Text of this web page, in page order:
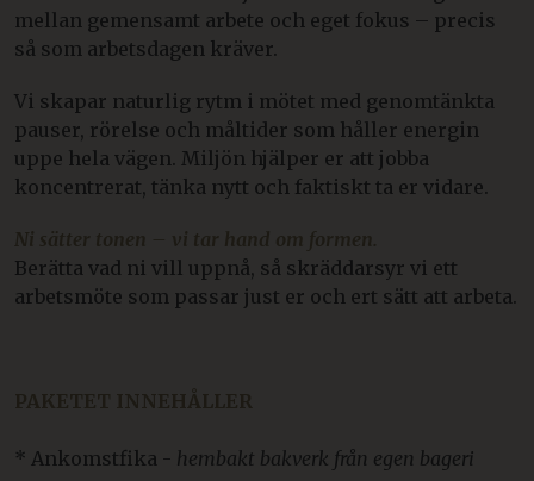
mellan gemensamt arbete och eget fokus – precis
så som arbetsdagen kräver.
Vi skapar naturlig rytm i mötet med genomtänkta
pauser, rörelse och måltider som håller energin
uppe hela vägen. Miljön hjälper er att jobba
koncentrerat, tänka nytt och faktiskt ta er vidare.
Ni sätter tonen – vi tar hand om formen.
Berätta vad ni vill uppnå, så skräddarsyr vi ett
arbetsmöte som passar just er och ert sätt att arbeta.
PAKETET INNEHÅLLER
* Ankomstfika - hembakt bakverk från egen bageri